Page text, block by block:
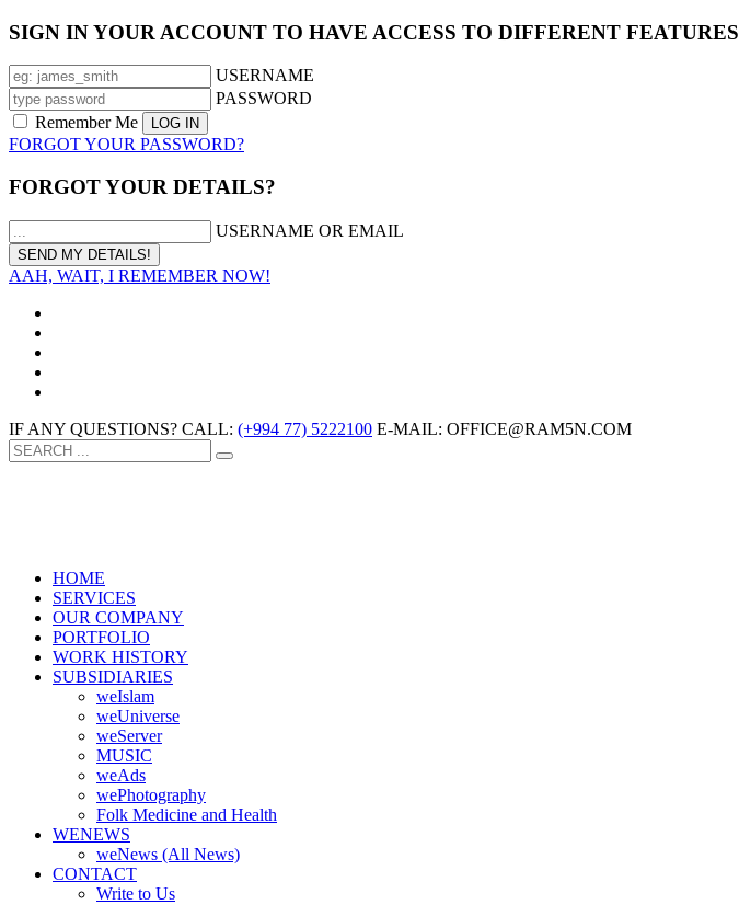
SIGN IN YOUR ACCOUNT TO HAVE ACCESS TO DIFFERENT FEATURES
USERNAME
PASSWORD
Remember Me
FORGOT YOUR PASSWORD?
FORGOT YOUR DETAILS?
USERNAME OR EMAIL
AAH, WAIT, I REMEMBER NOW!
IF ANY QUESTIONS? CALL: (+994 77) 5222100 E-MAIL: OFFICE@RAM5N.COM
HOME
SERVICES
OUR COMPANY
PORTFOLIO
WORK HISTORY
SUBSIDIARIES
weIslam
weUniverse
weServer
MUSIC
weAds
wePhotography
Folk Medicine and Health
WENEWS
weNews (All News)
CONTACT
Write to Us